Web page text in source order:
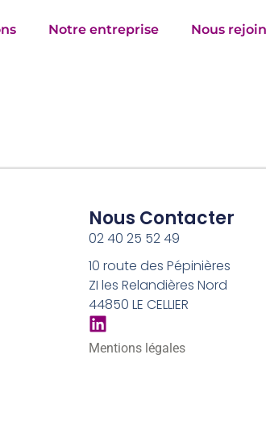
Notre entreprise Nous
Nous Contacter
02 40 25 52 49
10 route des Pépinières
ZI les Relandières Nord
44850 LE CELLIER
Mentions légales